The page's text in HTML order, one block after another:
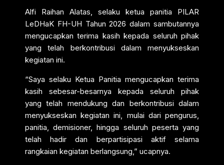
Alfi Raihan Alatas, selaku ketua panitia PILAR
LeDHaK FH-UH Tahun 2026 dalam sambutannya
mengucapkan terima kasih kepada seluruh pihak
yang telah berkontribusi dalam menyukseskan
kegiatan ini.
“Saya selaku Ketua Panitia mengucapkan terima
kasih sebesar-besarnya kepada seluruh pihak
yang telah mendukung dan berkontribusi dalam
menyukseskan kegiatan ini, mulai dari pengurus,
panitia, demisioner, hingga seluruh peserta yang
telah hadir dan berpartisipasi aktif selama
rangkaian kegiatan berlangsung,” ucapnya.